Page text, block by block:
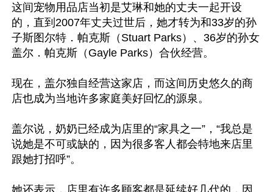
这间宠物用品店当初是艾琳和她的丈夫一起开设
的，直到2007年丈夫过世后，她才转为和33岁的孙
子斯图尔特．帕克斯（Stuart Parks）、36岁的孙女
盖尔．帕克斯（Gayle Parks）合伙经营。
现在，盖尔独自经营这家店，而这间历史悠久的商
店也成为当地许多家庭美好回忆的源泉。
盖尔说，奶奶已经成为店里的“家具之一”，“我总是
说她是不可或缺的，因为很多客人都会特地来店里
跟她打招呼”。
她还表示，店里有许多顾客都是延续好几代的，因